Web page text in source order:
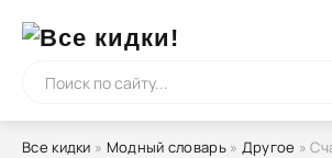
Все кидки » Модный словарь» Другое »